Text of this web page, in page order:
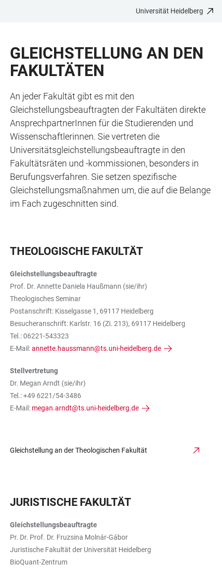
BARRIEREFREIHEIT
Universität Heidelberg
GLEICHSTELLUNG AN DEN
FAKULTÄTEN
An jeder Fakultät gibt es mit den
Gleichstellungsbeauftragten der Fakultäten direkte
AnsprechpartnerInnen für die Studierenden und
Wissenschaftlerinnen. Sie vertreten die
Universitätsgleichstellungsbeauftragte in den
Fakultätsräten und -kommissionen, besonders in
Berufungsverfahren. Sie setzen spezifische
Gleichstellungsmaßnahmen um, die auf die Belange
im Fach zugeschnitten sind.
THEOLOGISCHE FAKULTÄT
Gleichstellungsbeauftragte
Prof. Dr. Annette Daniela Haußmann (sie/ihr)
Theologisches Seminar
Postanschrift: Kisselgasse 1, 69117 Heidelberg
Besucheranschrift: Karlstr. 16 (Zi. 213), 69117 Heidelberg
Tel.: 06221-543323
E-Mail:annette.haussmann@ts.uni-heidelberg.de
Stellvertretung
Dr. Megan Arndt (sie/ihr)
Tel.: +49 6221/54-3486
E-Mail: megan.arndt@ts.uni-heidelberg.de
Gleichstellung an der Theologischen Fakultät
JURISTISCHE FAKULTÄT
Gleichstellungsbeauftragte
Pr. Dr. Prof. Dr. Fruzsina Molnár-Gábor
Juristische Fakultät der Universität Heidelberg
BioQuant-Zentrum